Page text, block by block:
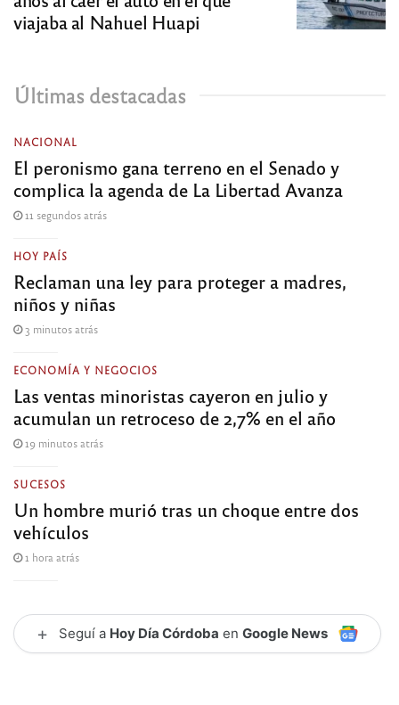
viajaba al Nahuel Huapi
Últimas destacadas
NACIONAL
El peronismo gana terreno en el Senado y
complica la agenda de La Libertad Avanza
11 segundos atrás
HOY PAÍS
Reclaman una ley para proteger a madres,
niños y niñas
3 minutos atrás
ECONOMÍA Y NEGOCIOS
Las ventas minoristas cayeron en julio y
acumulan un retroceso de 2,7% en el año
19 minutos atrás
SUCESOS
Un hombre murió tras un choque entre dos
vehículos
1 hora atrás
+ Seguí a Hoy Día Córdoba en Google News